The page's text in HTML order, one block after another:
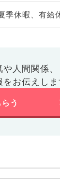
季休暇、有給
人間関係、
お伝えしま
う